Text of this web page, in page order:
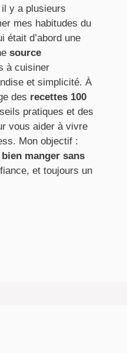
y a plusieurs
mes habitudes du
était d’abord une
source
à cuisiner
et simplicité. À
des recettes 100
pratiques et des
vous aider à vivre
Mon objectif :
bien manger sans
et toujours un